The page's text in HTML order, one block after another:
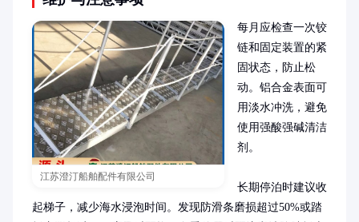
江苏澄汀船舶配件有限公司
每月应检查一次铰
链和固定装置的紧
固状态，防止松
动。铝合金表面可
用淡水冲洗，避免
使用强酸强碱清洁
剂。
长期停泊时建议收
起梯子，减少海水浸泡时间。发现防滑条磨损超过50%或踏